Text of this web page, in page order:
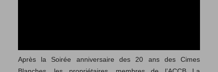
Après la Soirée anniversaire des 20 ans des Cimes